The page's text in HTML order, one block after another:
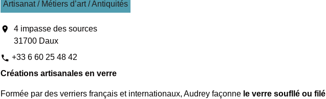
Artisanat / Métiers d’art / Antiquités
location_on
4 impasse des sources
31700 Daux
phone +33 6 60 25 48 42
Créations artisanales en verre
Formée par des verriers français et internationaux, Audrey façonne le verre soufllé ou filé